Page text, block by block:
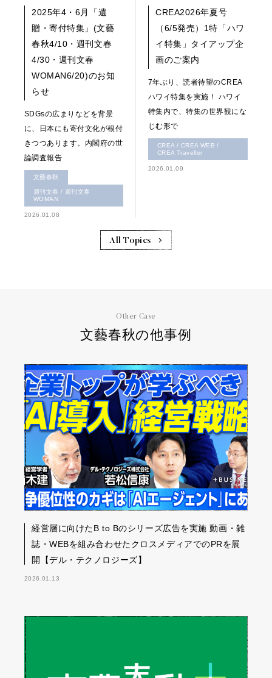
2025年4・6月「遺
贈・寄付特集」(文藝
春秋4/10・週刊文春
4/30・週刊文春
WOMAN6/20)のお知
らせ
SDGsの広まりなどを背景
に、日本にも寄付文化が根付
きつつあります。内閣府の世
論調査報告
文藝春秋
週刊文春 / 週刊文春
WOMAN
2026.01.08
CREA2026年夏号
（6/5発売）1特「ハワ
イ特集」タイアップ企
画のご案内
7年ぶり、読者待望のCREA
ハワイ特集を実施！ ハワイ
特集内で、特集の世界観にな
じむ形で
CREA / CREA WEB /
CREA Traveller
2026.01.09
All Topics
Other Case
文藝春秋の他事例
経営層に向けたB to Bのシリーズ広告を実施 動画・雑
誌・WEBを組み合わせたクロスメディアでのPRを展
開【デル・テクノロジーズ】
2026.01.13